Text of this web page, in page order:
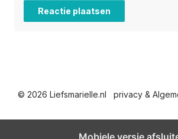
© 2026 Liefsmarielle.nl privacy &
Mobiele versie